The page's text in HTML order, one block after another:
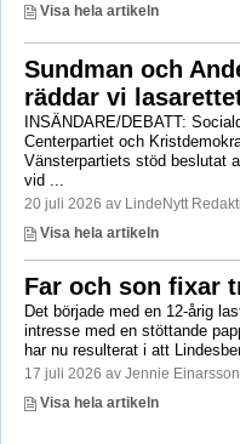
Visa hela artikeln
Sundman och
räddar vi
INSÄNDARE/DEBATT:
Centerpartiet och
Vänsterpartiets stöd beslutat
vid ...
20 juli 2026 av LindeNytt
Visa hela artikeln
Far och son fixar
Det började med en 12-årig
intresse med en stöttande
har nu resulterat i att
17 juli 2026 av Jennie Einarsson
Visa hela artikeln